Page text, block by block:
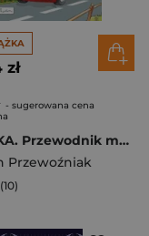
zł
- sugerowana cena
POLSKA. Przewodnik małego turysty. Od morza do gór
Przewoźniak